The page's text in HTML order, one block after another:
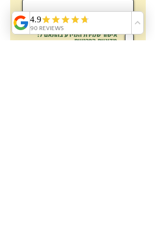
לאיש וישמש למשלוח מאטלנטיס
בלבד.
אישור שמירת המידע בהתאם ל:
מדיניות הפרטיות